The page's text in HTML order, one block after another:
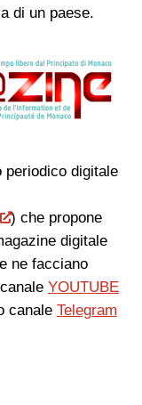
di un paese.
digitale
) che propone
digitale
ne facciano
YOUTUBE
canale Telegram